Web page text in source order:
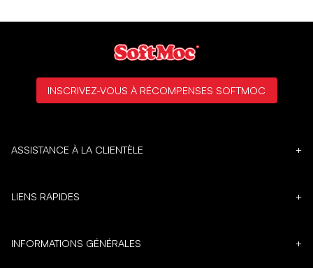
ASSISTANCE À LA CLIENTÈLE +
LIENS RAPIDES +
INFORMATIONS GÉNÉRALES +
INSCRIVEZ-VOUS À RÉCOMPENSES SOFTMOC